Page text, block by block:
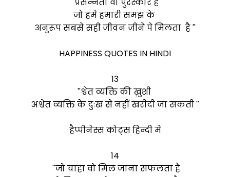
'' प्रसन्नता वो पुरस्कार है
जो हमे हमारी समझ के
अनुरूप सबसे सही जीवन जीने पे मिलता है ''
HAPPINESS QUOTES IN HINDI
13
''श्वेत व्यक्ति की ख़ुशी
अश्वेत व्यक्ति के दुःख से नहीं खरीदी जा सकती ''
हैप्पीनेस्स कोट्स हिन्दी मे
14
''जो चाहा वो मिल जाना सफलता है